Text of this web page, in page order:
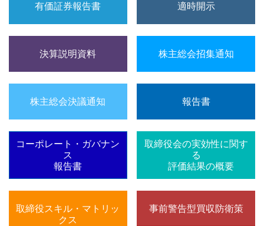
有価証券報告書 適時開示
決算説明資料 株主総会招集通知
株主総会決議通知 報告書
コーポレート・ガバナン
ス
報告書
取締役会の実効性に関す
る
評価結果の概要
取締役スキル・マトリッ
クス
事前警告型買収防衛策